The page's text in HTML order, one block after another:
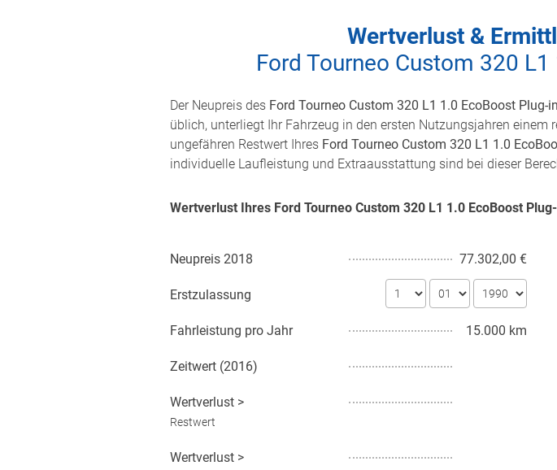
Wertverlust &
Ford Tourneo Custom 320
Der Neupreis des Ford Tourneo Custom 320 L1 1.0 EcoBoost Plug-
üblich, unterliegt Ihr Fahrzeug in den ersten Nutzungsjahren
ungefähren Restwert Ihres Ford Tourneo Custom 320 L1 1.0
individuelle Laufleistung und Extraausstattung sind bei dieser
Wertverlust Ihres Ford Tourneo Custom 320 L1 1.0 EcoBoost
Neupreis 2018 77.302,00 €
Erstzulassung
Fahrleistung pro Jahr 15.000 km
Zeitwert (2016)
Wertverlust >
Restwert
Wertverlust >